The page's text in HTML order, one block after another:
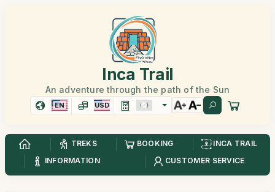
Inca Trail
An adventure through the path of the Sun
EN USD
TREKS BOOKING
INCA TRAIL
INFORMATION
CUSTOMER SERVICE